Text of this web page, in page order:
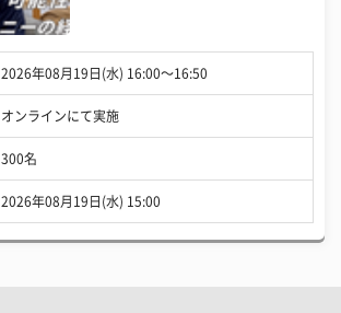
2026年08月19日(水) 16:00〜16:50
オンラインにて実施
300名
2026年08月19日(水) 15:00